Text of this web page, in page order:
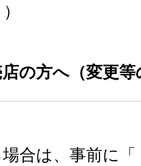
の方へ（変更
合は、事前に